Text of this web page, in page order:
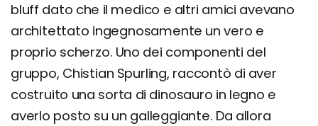
bluff dato che il medico e altri amici avevano
architettato ingegnosamente un vero e
proprio scherzo. Uno dei componenti del
gruppo, Chistian Spurling, raccontò di aver
costruito una sorta di dinosauro in legno e
averlo posto su un galleggiante. Da allora